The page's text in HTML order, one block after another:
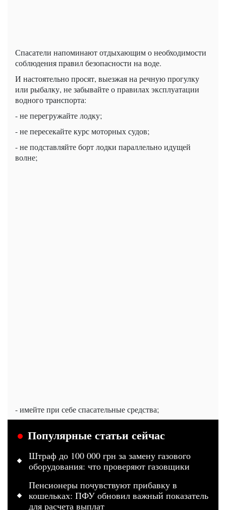
Спасатели напоминают отдыхающим о необходимости
соблюдения правил безопасности на воде.
И настоятельно просят, выезжая на речную прогулку
или рыбалку, не забывайте о правилах эксплуатации
водного транспорта:
- не перегружайте лодку;
- не пересекайте курс моторных судов;
- не подставляйте борт лодки параллельно идущей
волне;
- имейте при себе спасательные средства;
Популярные статьи сейчас
Штраф до 100 000 грн за замену газового
оборудования: что проверяют газовщики
Пенсионеры почувствуют прибавку в
кошельках: ПФУ обновил важный показатель
для расчета выплат